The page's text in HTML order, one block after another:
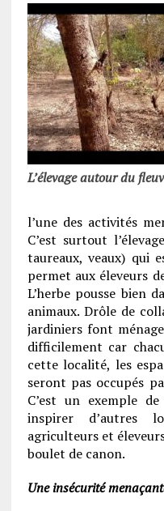
L’élevage autour du
l’une des activités
C’est surtout
taureaux, veaux) qui
permet aux éleveurs
L’herbe pousse bien
animaux. Drôle de
jardiniers font
difficilement car
cette localité, les
seront pas occupés
C’est un exemple
inspirer d’autres
agriculteurs et
boulet de canon.
Une insécurité